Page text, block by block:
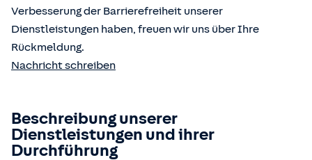
Verbesserung der Barrierefreiheit unserer
Dienstleistungen haben, freuen wir uns über Ihre
Rückmeldung.
Nachricht schreiben
Beschreibung unserer
Dienstleistungen und ihrer
Durchführung